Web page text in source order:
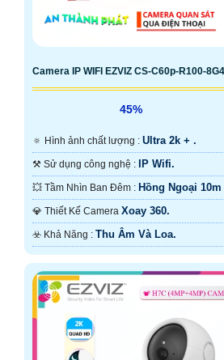
Camera IP WIFI EZVIZ CS-C60p-R100-
45%
🔅 Hình ảnh chất lượng : Ultra 2k + .
⚒ Sử dụng công nghệ : IP Wifi.
💥 Tầm Nhìn Ban Đêm : Hồng Ngoại
IR.💎 Thiết Kế Camera Xoay 360.
️☣️ Khả Năng : Thu Âm Và Loa.